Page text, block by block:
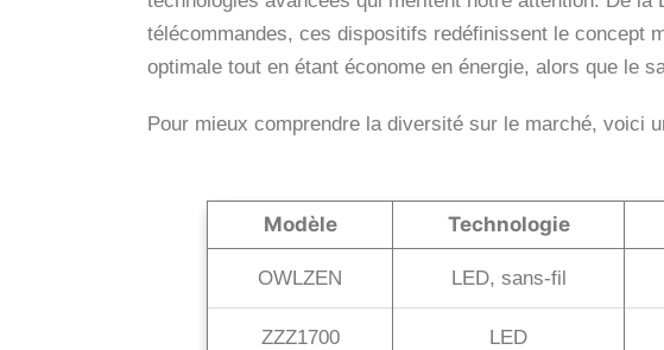
télécommandes, ces dispositifs redéfinissent le concept
optimale tout en étant économe en énergie, alors que le
Pour mieux comprendre la diversité sur le marché, voici
Modèle Technologie
OWLZEN LED, sans-fil
ZZZ1700 LED